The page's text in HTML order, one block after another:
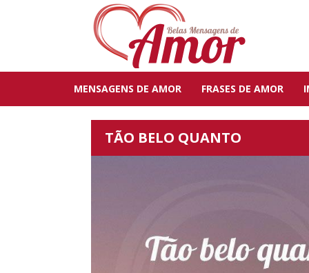
MENSAGENS DE AMOR FRASES DE AMOR
TÃO BELO QUANTO